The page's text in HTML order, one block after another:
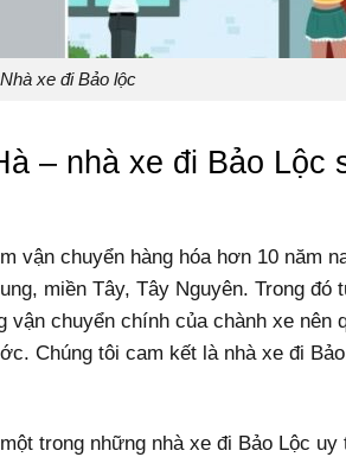
Nhà xe đi Bảo lộc
– nhà xe đi Bảo Lộc
vận chuyển hàng hóa hơn 10 năm
miền Tây, Tây Nguyên. Trong đó
chuyển chính của chành xe nên
Chúng tôi cam kết là nhà xe đi
trong những nhà xe đi Bảo Lộc uy